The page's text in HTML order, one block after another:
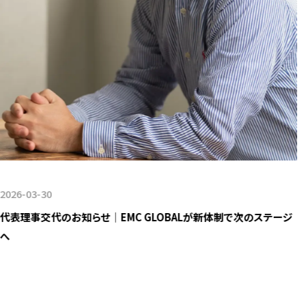
2026-03-30
代表理事交代のお知らせ｜EMC GLOBALが新体制で次のステージ
へ